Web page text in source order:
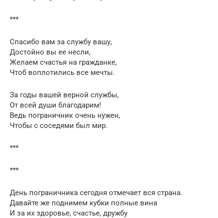
***
Спасибо вам за службу вашу,
Достойно вы ее несли,
Желаем счастья на гражданке,
Чтоб воплотились все мечты.
За годы вашей верной службы,
От всей души благодарим!
Ведь пограничник очень нужен,
Чтобы с соседями был мир.
***
***
День пограничника сегодня отмечает вся страна.
Давайте же поднимем кубки полные вина
И за их здоровье, счастье, дружбу